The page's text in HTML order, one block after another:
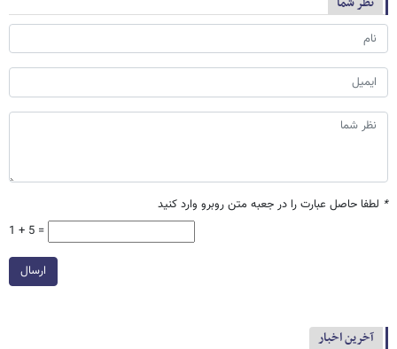
* لطفا حاصل عبارت را در جعبه متن روبرو وارد کنید
1 + 5 =
ارسال
آخرین اخبار